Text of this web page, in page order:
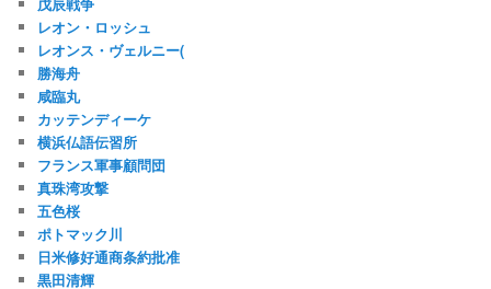
戊辰戦争
レオン・ロッシュ
レオンス・ヴェルニー(
勝海舟
咸臨丸
カッテンディーケ
横浜仏語伝習所
フランス軍事顧問団
真珠湾攻撃
五色桜
ポトマック川
日米修好通商条約批准
黒田清輝